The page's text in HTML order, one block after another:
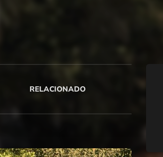
RELACIONADO